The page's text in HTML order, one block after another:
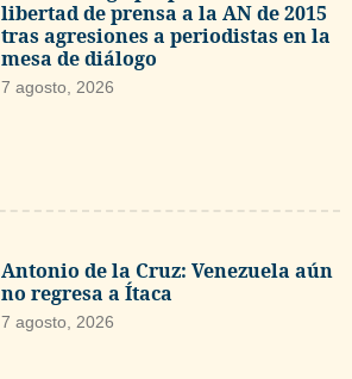
libertad de prensa a la AN de 2015
tras agresiones a periodistas en la
mesa de diálogo
7 agosto, 2026
Antonio de la Cruz: Venezuela aún
no regresa a Ítaca
7 agosto, 2026